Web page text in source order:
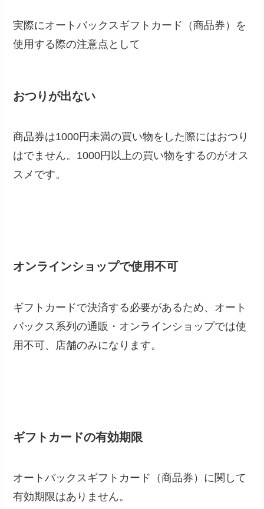
実際にオートバックスギフトカード（商品券）を
使用する際の注意点として
おつりが出ない
商品券は1000円未満の買い物をした際にはおつり
はでません。1000円以上の買い物をするのがオス
スメです。
オンラインショップで使用不可
ギフトカードで決済する必要があるため、オート
バックス系列の通販・オンラインショップでは使
用不可、店舗のみになります。
ギフトカードの有効期限
オートバックスギフトカード（商品券）に関して
有効期限はありません。